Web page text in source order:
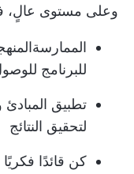
وعلى مستوى عالٍ،
الممارسة
للبرنامج
تطبيق المبادئ
لتحقيق النتائج
كن قائدًا